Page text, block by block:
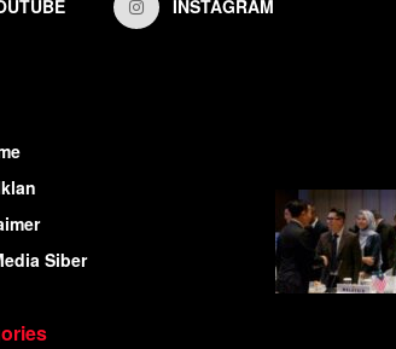
INSTAGRAM
Siber